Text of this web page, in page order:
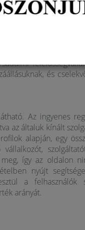
és
Az ingyenes
az általuk kínált
alapján, egy
így az oldalon
nyújt
a felhasználók
arányát.